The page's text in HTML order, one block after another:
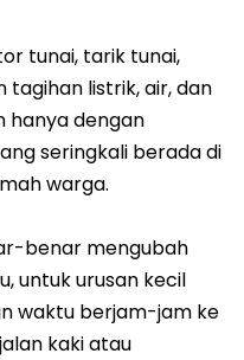
tunai, tarik tunai,
listrik, air, dan
hanya dengan
seringkali berada di
warga.
benar mengubah
untuk urusan kecil
waktu berjam-jam ke
kaki atau